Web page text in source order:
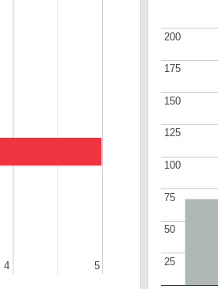
4
4 5
5 25
25
50
50
75
75
100
100
125
125
150
150
175
175
200
200